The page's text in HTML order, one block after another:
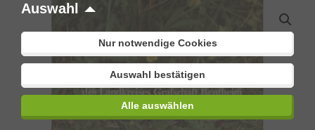
Auswahl
Nur notwendige Cookies
Auswahl bestätigen
Alle auswählen